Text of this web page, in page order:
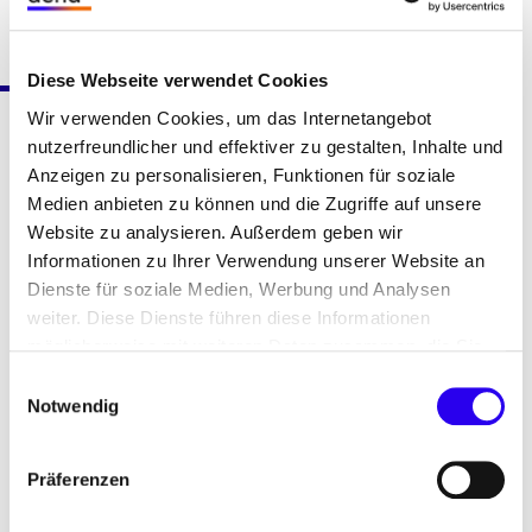
Diese Webseite verwendet Cookies
Wir verwenden Cookies, um das Internetangebot
nutzerfreundlicher und effektiver zu gestalten, Inhalte und
Anzeigen zu personalisieren, Funktionen für soziale
Medien anbieten zu können und die Zugriffe auf unsere
Website zu analysieren. Außerdem geben wir
Informationen zu Ihrer Verwendung unserer Website an
Dienste für soziale Medien, Werbung und Analysen
weiter. Diese Dienste führen diese Informationen
Nutzung der Dienste gesammelt haben.
Notwendig
Präferenzen
ESC in der Stadt Ratingen
Neuer Film zum ESC-Projekt in Ratingen: Die
europaweite Ausschreibung
Die Stadt Ratingen - Teilnehmer am
Modellvorhaben "Co ntracting: build the future!" -
ursprünglich geplant, und das ESC-Projekt
Folge erläutert Michael Heck (Dipl.-Ing. Architekt,